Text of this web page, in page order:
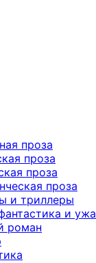
проза
проза
проза
проза
и триллеры
и
роман